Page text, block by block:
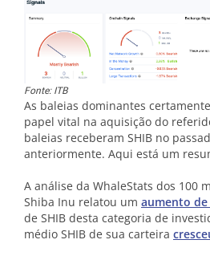
Fonte: ITB
As baleias dominantes
papel vital na aquisição do
baleias receberam SHIB no
anteriormente. Aqui está um
A análise da WhaleStats dos 100
Shiba Inu relatou um aumento de
de SHIB desta categoria de
médio SHIB de sua carteira